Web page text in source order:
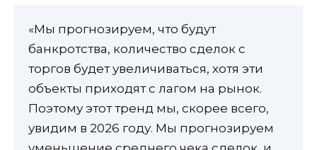
«Мы прогнозируем, что будут
банкротства, количество сделок с
торгов будет увеличиваться, хотя эти
объекты приходят с лагом на рынок.
Поэтому этот тренд мы, скорее всего,
увидим в 2026 году. Мы прогнозируем